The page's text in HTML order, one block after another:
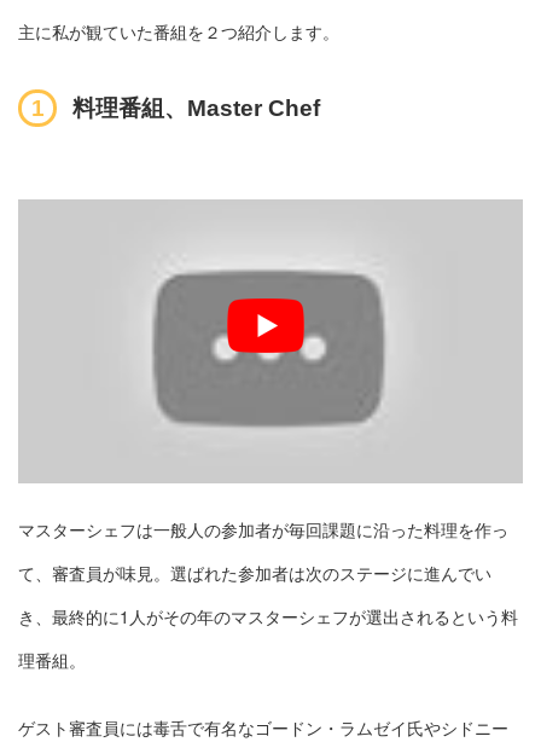
主に私が観ていた番組を２つ紹介します。
料理番組、Master Chef
マスターシェフは一般人の参加者が毎回課題に沿った料理を作っ
て、審査員が味見。選ばれた参加者は次のステージに進んでい
き、最終的に1人がその年のマスターシェフが選出されるという料
理番組。
ゲスト審査員には毒舌で有名なゴードン・ラムゼイ氏やシドニー